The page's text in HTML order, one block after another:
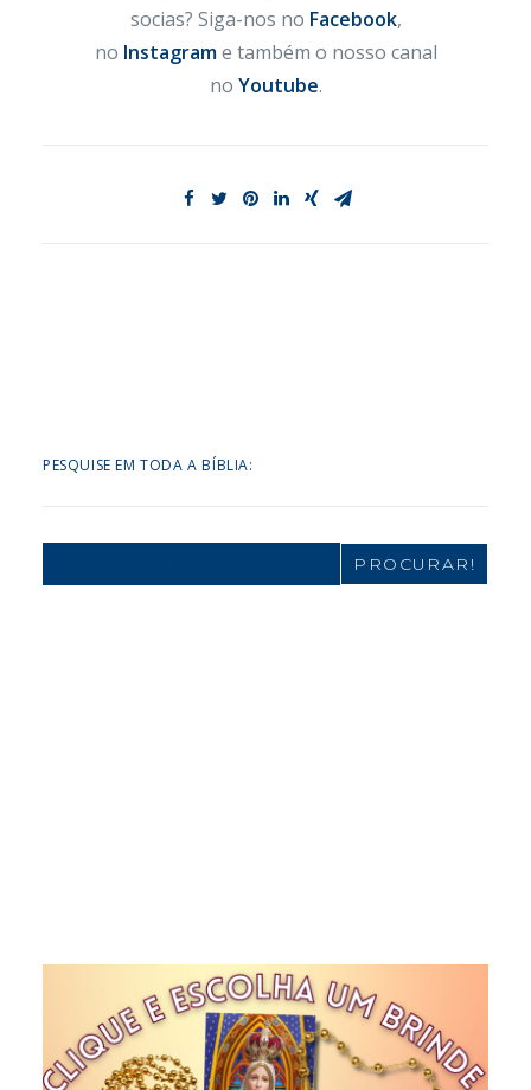
socias? Siga-nos no Facebook,
no Instagrame também o nosso canal
no Youtube.
PESQUISE EM TODA A BÍBLIA:
Search